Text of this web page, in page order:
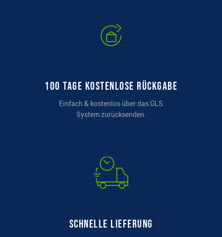
100 Tage kostenlose Rückgabe
Einfach & kostenlos über das GLS
System zurücksenden.
Schnelle Lieferung